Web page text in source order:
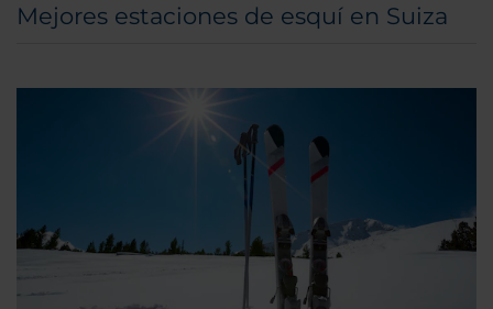
Mejores estaciones de esquí en Suiza